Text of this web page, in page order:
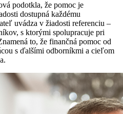
podotkla, že pomoc je
dostupná každému
uvádza v žiadosti referenciu –
s ktorými spolupracuje pri
to, že finančná pomoc od
s ďalšími odborníkmi a cieľom